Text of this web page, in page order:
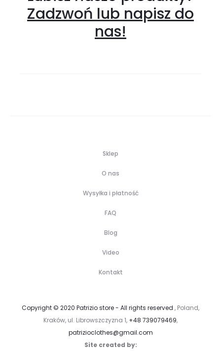
Zadzwoń lub napisz do
nas!
Sklep
O nas
Wysyłka i płatność
FAQ
Blog
Video
Kontakt
Copyright © 2020 Patrizio store - All rights reserved , Poland,
Kraków, ul. Librowszczyzna 1, +48 739079469,
patrizioclothes@gmail.com
Site created by: